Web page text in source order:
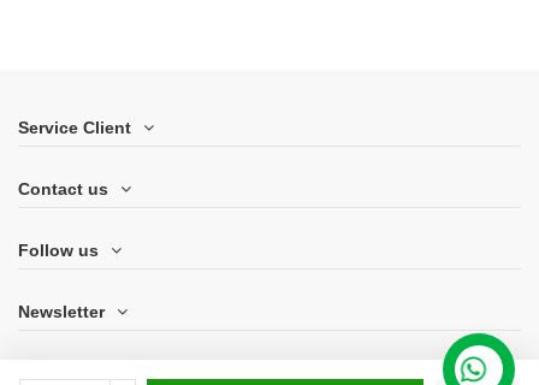
Service Client
Contact us
Follow us
Newsletter